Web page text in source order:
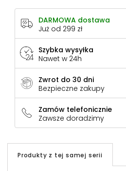
DARMOWA dostawa
Już od 299 zł
Szybka wysyłka
Nawet w 24h
Zwrot do 30 dni
Bezpieczne zakupy
Zamów telefonicznie
Zawsze doradzimy
Produkty z tej samej serii